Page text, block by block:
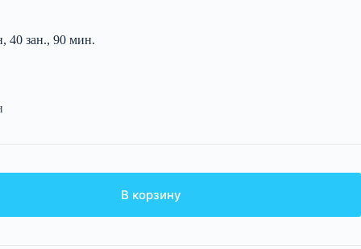
40 зан., 90 мин.
В корзину